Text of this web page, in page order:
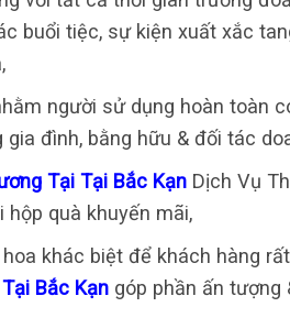
buổi tiệc, sự kiện xuất xắc
người sử dụng hoàn toàn
đình, bằng hữu & đối tác
Tại Tại Bắc Kạn Dịch Vụ
quà khuyến mãi,
khác biệt để khách hàng
Bắc Kạn góp phần ấn tượng